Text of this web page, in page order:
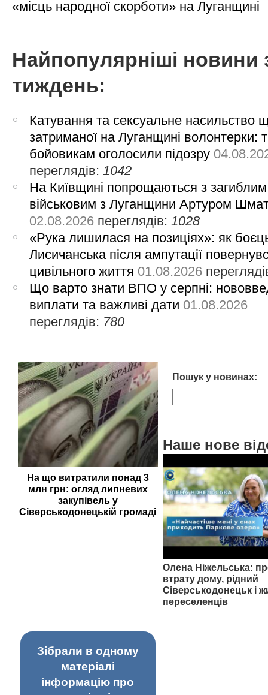
«місць народної скорботи» на Луганщині
Найпопулярніші новини
тиждень:
Катування та сексуальне насильство
затриманої на Луганщині волонтерки:
бойовикам оголосили підозру
переглядів: 1042
На Київщині попрощаються з загиблим
військовим з Луганщини Артуром
02.08.2026 переглядів: 1028
«Рука лишилася на позиціях»: як
Лисичанська після ампутації
цивільного життя 01.08.2026
Що варто знати ВПО у серпні:
виплати та важливі дати 01.08.2026
переглядів: 780
На що витратили понад 3
млн грн: огляд липневих
закупівель у
Сіверськодонецькій громаді
Пошук у новинах:
Наше нове
Олена Ніжельська:
втрату дому, рідний
Сіверськодонецьк і
переселенців
Зібрали в одному
матеріалі
інформацію про